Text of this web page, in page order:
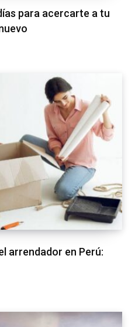
para acercarte a tu
arrendador en Perú: